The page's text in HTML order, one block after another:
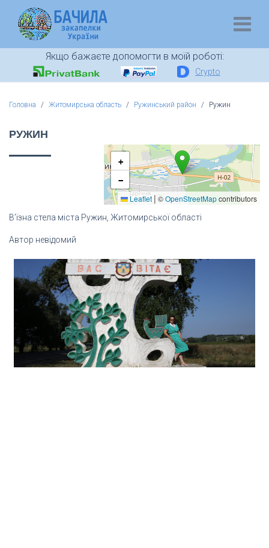
Якщо бажаєте допомогти в моїй роботі:
Crypto
Головна Житомирська область Ружинський район Ружин
РУЖИН
+
−
Leaflet | ©OpenStreetMapcontributors
В’їзна стела міста Ружин, Житомирської області
Автор невідомий